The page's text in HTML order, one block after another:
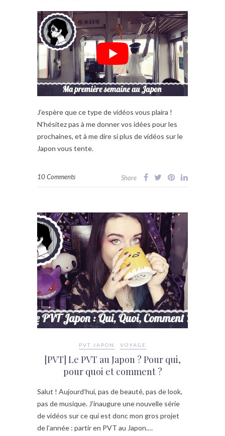
J’espère que ce type de vidéos vous plaira !
N’hésitez pas à me donner vos idées pour les
prochaines, et à me dire si plus de vidéos sur le
Japon vous tente.
10 Comments Share
PVT JAPON VOYAGE
[PVT] Le PVT au Japon ? Pour qui,
pour quoi et comment ?
Salut ! Aujourd’hui, pas de beauté, pas de look,
pas de musique. J’inaugure une nouvelle série
de vidéos sur ce qui est donc mon gros projet
de l’année : partir en PVT au Japon.…